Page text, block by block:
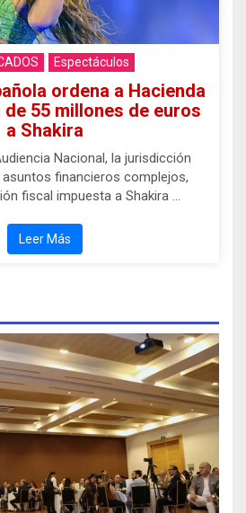
Espectáculos
ordena a Hacienda
55 millones de euros
a Shakira
Nacional, la jurisdicción
financieros complejos,
fiscal impuesta a Shakira …
Leer Más